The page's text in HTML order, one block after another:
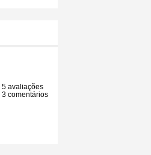
5 avaliações
3 comentários